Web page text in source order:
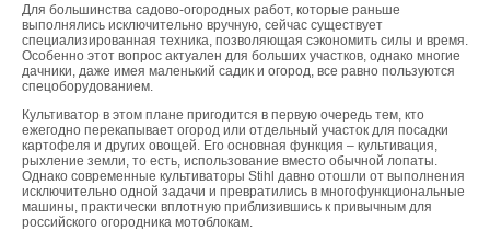
Для большинства садово-огородных работ, которые раньше
выполнялись исключительно вручную, сейчас существует
специализированная техника, позволяющая сэкономить силы и время.
Особенно этот вопрос актуален для больших участков, однако многие
дачники, даже имея маленький садик и огород, все равно пользуются
спецоборудованием.
Культиватор в этом плане пригодится в первую очередь тем, кто
ежегодно перекапывает огород или отдельный участок для посадки
картофеля и других овощей. Его основная функция – культивация,
рыхление земли, то есть, использование вместо обычной лопаты.
Однако современные культиваторы Stihl давно отошли от выполнения
исключительно одной задачи и превратились в многофункциональные
машины, практически вплотную приблизившись к привычным для
российского огородника мотоблокам.